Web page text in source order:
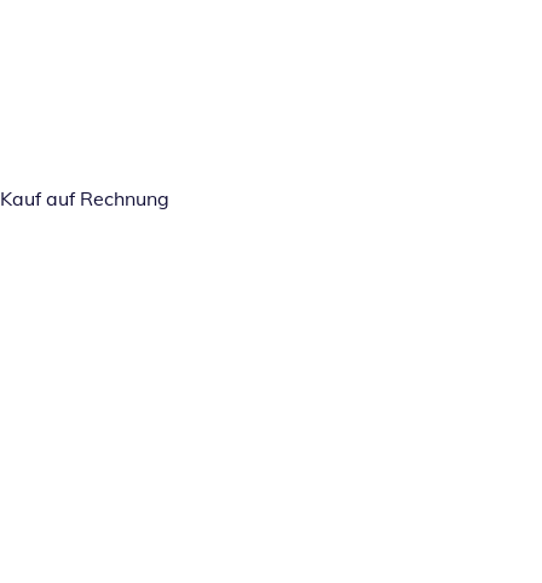
Kauf auf Rechnung